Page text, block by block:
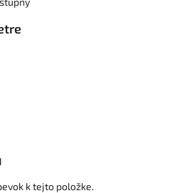
k tejto položke.